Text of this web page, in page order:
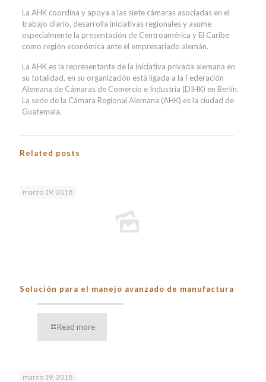
La AHK coordina y apoya a las siete cámaras asociadas en el
trabajo diario, desarrolla iniciativas regionales y asume
especialmente la presentación de Centroamérica y El Caribe
como región económica ante el empresariado alemán.
La AHK es la representante de la iniciativa privada alemana en
su totalidad, en su organización está ligada a la Federación
Alemana de Cámaras de Comercio e Industria (DIHK) en Berlín.
La sede de la Cámara Regional Alemana (AHK) es la ciudad de
Guatemala.
Related posts
marzo 19, 2018
Solución para el manejo avanzado de manufactura
Read more
marzo 19, 2018